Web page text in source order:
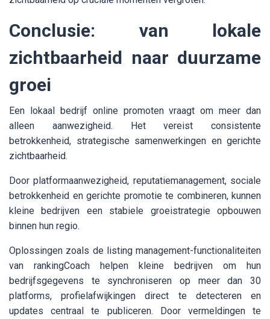
Conclusie: van lokale
zichtbaarheid naar duurzame
groei
Een lokaal bedrijf online promoten vraagt om meer dan
alleen aanwezigheid. Het vereist consistente
betrokkenheid, strategische samenwerkingen en gerichte
zichtbaarheid.
Door platformaanwezigheid, reputatiemanagement, sociale
betrokkenheid en gerichte promotie te combineren, kunnen
kleine bedrijven een stabiele groeistrategie opbouwen
binnen hun regio.
Oplossingen zoals de listing management-functionaliteiten
van rankingCoach helpen kleine bedrijven om hun
bedrijfsgegevens te synchroniseren op meer dan 30
platforms, profielafwijkingen direct te detecteren en
updates centraal te publiceren. Door vermeldingen te